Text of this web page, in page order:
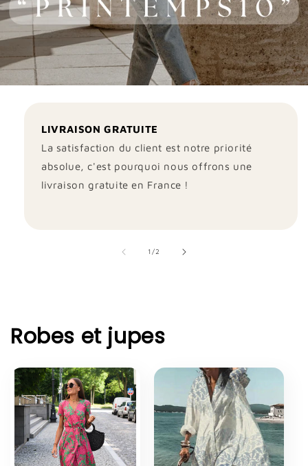
LIVRAISON GRATUITE
La satisfaction du client est notre priorité
absolue, c'est pourquoi nous offrons une
livraison gratuite en France !
1 /de2
Robes et jupes